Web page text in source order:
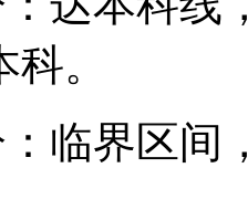
。
：临界区